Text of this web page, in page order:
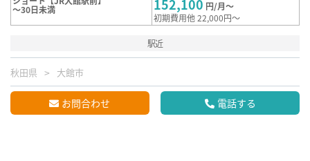
～30日未満 152,100 円/月～
初期費用他 22,000円～
駅近
秋田県 大館市
お問合わせ 電話する